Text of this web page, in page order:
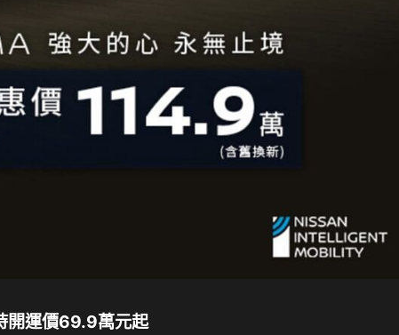
開運價69.9萬元起